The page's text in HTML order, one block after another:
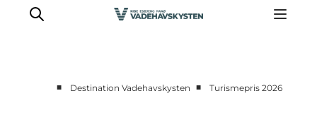
■ Destination Vadehavskysten ■ Turismepris 2026